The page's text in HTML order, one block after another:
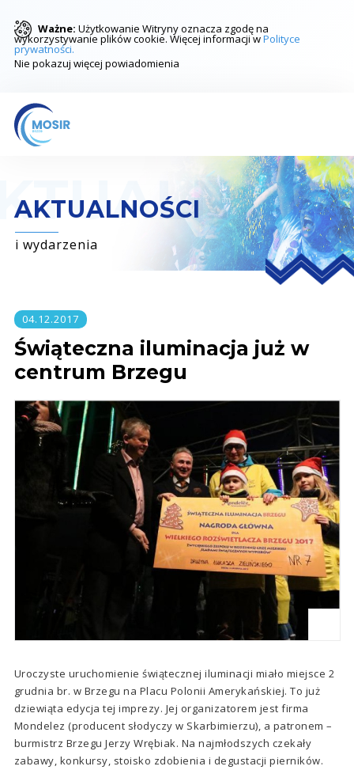
Ważne: Użytkowanie Witryny oznacza zgodę na
wykorzystywanie plików cookie. Więcej informacji wPolityce
prywatności.
Nie pokazuj więcej powiadomienia
AKTUALNOŚCI
i wydarzenia
04.12.2017
Świąteczna iluminacja już w
centrum Brzegu
Uroczyste uruchomienie świątecznej iluminacji miało miejsce 2
grudnia br. w Brzegu na Placu Polonii Amerykańskiej. To już
dziewiąta edycja tej imprezy. Jej organizatorem jest firma
Mondelez (producent słodyczy w Skarbimierzu), a patronem –
burmistrz Brzegu Jerzy Wrębiak. Na najmłodszych czekały
zabawy, konkursy, stoisko zdobienia i degustacji pierników.